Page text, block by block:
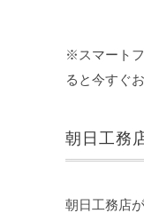
※スマート
ると今すぐ
朝日工務
朝日工務店